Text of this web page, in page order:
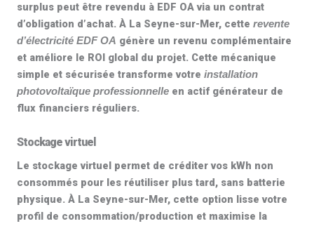
surplus peut être revendu à EDF OAvia un contrat
d’obligation d’achat. À La Seyne-sur-Mer, cette revente
d’électricité EDF OA génère un revenu complémentaire
et améliore le ROI global du projet. Cette mécanique
simple et sécurisée transforme votre installation
photovoltaïque professionnelle en actif générateur de
flux financiers réguliers.
Stockage virtuel
Le stockage virtuel permet de créditer vos kWh non
consommés pour les réutiliser plus tard, sans batterie
physique. À La Seyne-sur-Mer, cette option lisse votre
profil de consommation/production et maximise la